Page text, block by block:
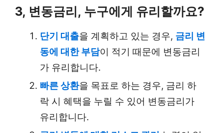
3, 변동금리, 누구에게 유리할까요?
단기 대출을 계획하고 있는 경우, 금리 변
동에 대한 부담이 적기 때문에 변동금리
가 유리합니다.
빠른 상환을 목표로 하는 경우, 금리 하
락 시 혜택을 누릴 수 있어 변동금리가
유리합니다.